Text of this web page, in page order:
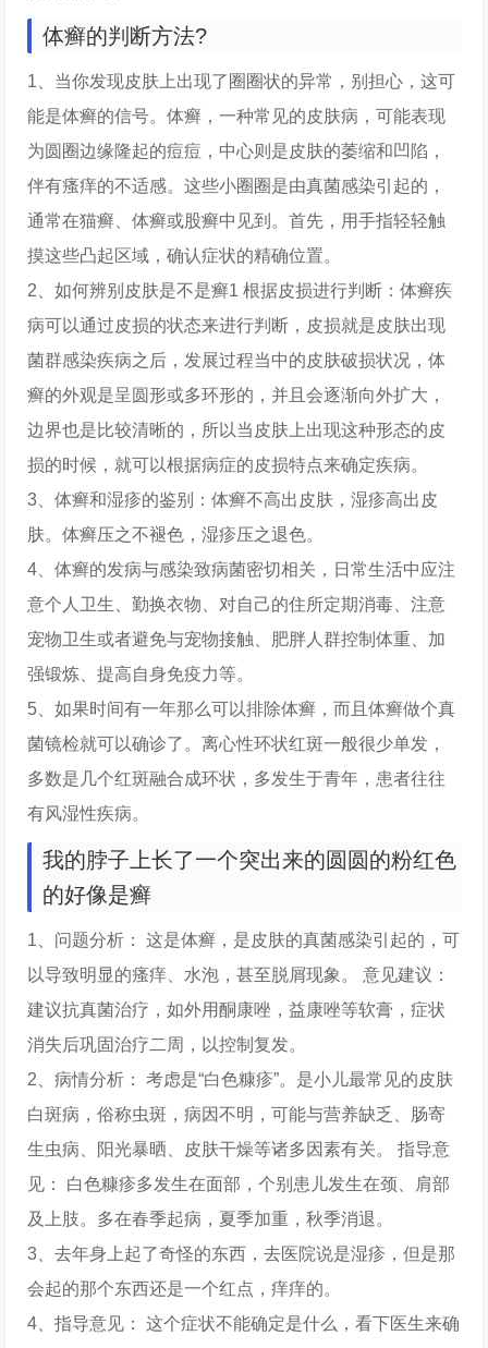
体癣的判断方法?
1、当你发现皮肤上出现了圈圈状的异常，别担心，这可
能是体癣的信号。体癣，一种常见的皮肤病，可能表现
为圆圈边缘隆起的痘痘，中心则是皮肤的萎缩和凹陷，
伴有瘙痒的不适感。这些小圈圈是由真菌感染引起的，
通常在猫癣、体癣或股癣中见到。首先，用手指轻轻触
摸这些凸起区域，确认症状的精确位置。
2、如何辨别皮肤是不是癣1 根据皮损进行判断：体癣疾
病可以通过皮损的状态来进行判断，皮损就是皮肤出现
菌群感染疾病之后，发展过程当中的皮肤破损状况，体
癣的外观是呈圆形或多环形的，并且会逐渐向外扩大，
边界也是比较清晰的，所以当皮肤上出现这种形态的皮
损的时候，就可以根据病症的皮损特点来确定疾病。
3、体癣和湿疹的鉴别：体癣不高出皮肤，湿疹高出皮
肤。体癣压之不褪色，湿疹压之退色。
4、体癣的发病与感染致病菌密切相关，日常生活中应注
意个人卫生、勤换衣物、对自己的住所定期消毒、注意
宠物卫生或者避免与宠物接触、肥胖人群控制体重、加
强锻炼、提高自身免疫力等。
5、如果时间有一年那么可以排除体癣，而且体癣做个真
菌镜检就可以确诊了。离心性环状红斑一般很少单发，
多数是几个红斑融合成环状，多发生于青年，患者往往
有风湿性疾病。
我的脖子上长了一个突出来的圆圆的粉红色
的好像是癣
1、问题分析： 这是体癣，是皮肤的真菌感染引起的，可
以导致明显的瘙痒、水泡，甚至脱屑现象。 意见建议：
建议抗真菌治疗，如外用酮康唑，益康唑等软膏，症状
消失后巩固治疗二周，以控制复发。
2、病情分析： 考虑是“白色糠疹”。是小儿最常见的皮肤
白斑病，俗称虫斑，病因不明，可能与营养缺乏、肠寄
生虫病、阳光暴晒、皮肤干燥等诸多因素有关。 指导意
见： 白色糠疹多发生在面部，个别患儿发生在颈、肩部
及上肢。多在春季起病，夏季加重，秋季消退。
3、去年身上起了奇怪的东西，去医院说是湿疹，但是那
会起的那个东西还是一个红点，痒痒的。
4、指导意见： 这个症状不能确定是什么，看下医生来确